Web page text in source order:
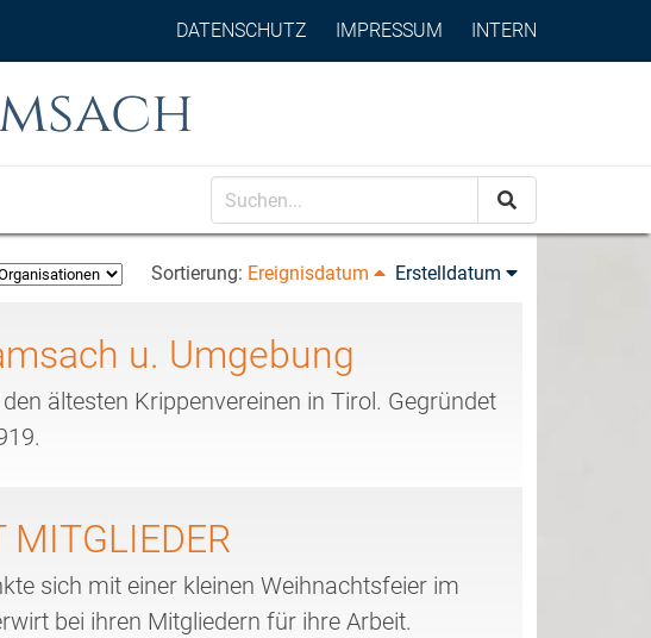
DATENSCHUTZ IMPRESSUM INTERN
Sortierung: Ereignisdatum Erstelldatum
u. Umgebung
ältesten Krippenvereinen in Tirol. Gegründet
MITGLIEDER
sich mit einer kleinen Weihnachtsfeier im
bei ihren Mitgliedern für ihre Arbeit.